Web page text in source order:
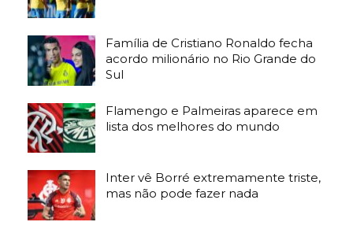
Família de Cristiano Ronaldo fecha
acordo milionário no Rio Grande do
Sul
Flamengo e Palmeiras aparece em
lista dos melhores do mundo
Inter vê Borré extremamente triste,
mas não pode fazer nada